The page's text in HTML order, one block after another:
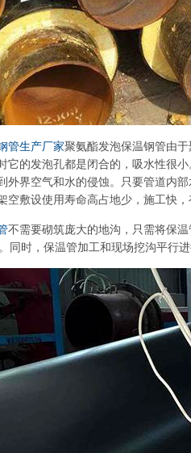
管生产厂家聚氨酯发泡保温钢管由
它的发泡孔都是闭合的，吸水性很
外界空气和水的侵蚀。只要管道内
空敷设使用寿命高占地少，施工
不需要砌筑庞大的地沟，只需将保
同时，保温管加工和现场挖沟平